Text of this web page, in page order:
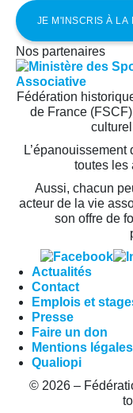
Nos partenaires
Fédération
de France
toutes les
Aussi, chacun
acteur de la vie
son offre de
Actualités
Contact
Emplois et
Presse
Faire un don
Mentions légales
Qualiopi
© 2026 –